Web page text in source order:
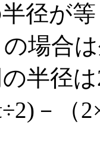
径が
場合
半径
－（